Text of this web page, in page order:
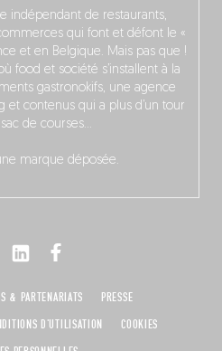
indépendant de restaurants,
qui font et défont le «
et en Belgique. Mais pas que !
food et société s’installent à la
gastronokifs, une agence
et contenus qui a plus d’un tour
de courses…
marque déposée.
& PARTENARIATS
PRESSE
D'UTILISATION
COOKIES